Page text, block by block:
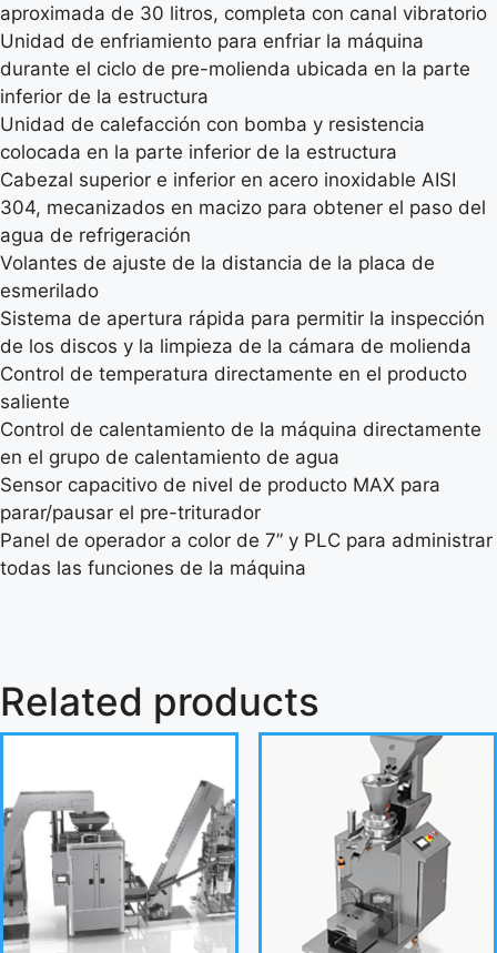
aproximada de 30 litros, completa con canal vibratorio
Unidad de enfriamiento para enfriar la máquina
durante el ciclo de pre-molienda ubicada en la parte
inferior de la estructura
Unidad de calefacción con bomba y resistencia
colocada en la parte inferior de la estructura
Cabezal superior e inferior en acero inoxidable AISI
304, mecanizados en macizo para obtener el paso del
agua de refrigeración
Volantes de ajuste de la distancia de la placa de
esmerilado
Sistema de apertura rápida para permitir la inspección
de los discos y la limpieza de la cámara de molienda
Control de temperatura directamente en el producto
saliente
Control de calentamiento de la máquina directamente
en el grupo de calentamiento de agua
Sensor capacitivo de nivel de producto MAX para
parar/pausar el pre-triturador
Panel de operador a color de 7” y PLC para administrar
todas las funciones de la máquina
Related products